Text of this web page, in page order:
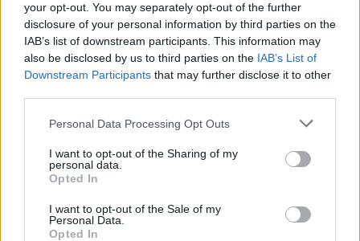
your opt-out. You may separately opt-out of the further
disclosure of your personal information by third parties on the
IAB’s list of downstream participants. This information may
also be disclosed by us to third parties on the IAB’s List of
Downstream Participants that may further disclose it to other
Personal Data Processing Opt Outs
I want to opt-out of the Sharing of my
personal data.
Opted In
I want to opt-out of the Sale of my
Personal Data.
Opted In
Мы рады представить вам новый сезонный абонемент
на мероприятия: Второй сезон и Лигу охотников за
удачей.
Расписание выглядит следующим образом:
Техническое обслуживание заканчивается в 10:00
Все время указано в CEST. (Время начала и окончания
техобслуживания может быть изменено)
Кроме того, есть два дополнительных изменения,
основанных на отзывах сообщества: